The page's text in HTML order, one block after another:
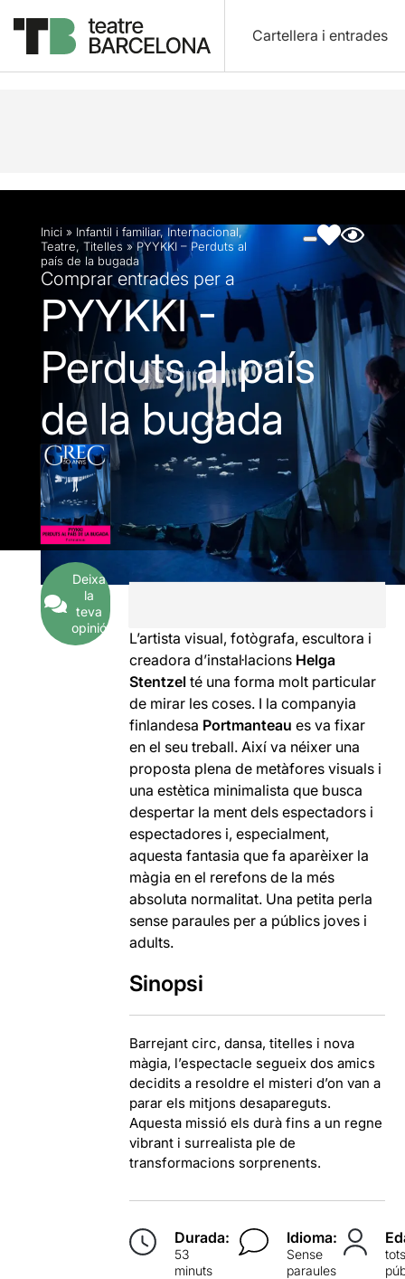
Cartellera i entrades
Descripció Fitxa artística Fotos i vídeos
Inici » Infantil i familiar, Internacional,
Teatre, Titelles » PYYKKI – Perduts al
país de la bugada
Comprar entrades per a
PYYKKI -
Perduts al país
de la bugada
Deixa
la
teva
opinió
L’artista visual, fotògrafa, escultora i
creadora d’instal·lacions Helga
Stentzel té una forma molt particular
de mirar les coses. I la companyia
finlandesa Portmanteaues va fixar
en el seu treball. Així va néixer una
proposta plena de metàfores visuals i
una estètica minimalista que busca
despertar la ment dels espectadors i
espectadores i, especialment,
aquesta fantasia que fa aparèixer la
màgia en el rerefons de la més
absoluta normalitat. Una petita perla
sense paraules per a públics joves i
adults.
Sinopsi
Barrejant circ, dansa, titelles i nova
màgia, l’espectacle segueix dos amics
decidits a resoldre el misteri d’on van a
parar els mitjons desapareguts.
Aquesta missió els durà fins a un regne
vibrant i surrealista ple de
transformacions sorprenents.
Durada:
53
minuts
Idioma:
Sense
paraules